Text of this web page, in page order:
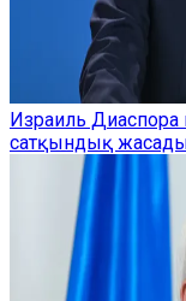
Израиль Диаспора
сатқындық